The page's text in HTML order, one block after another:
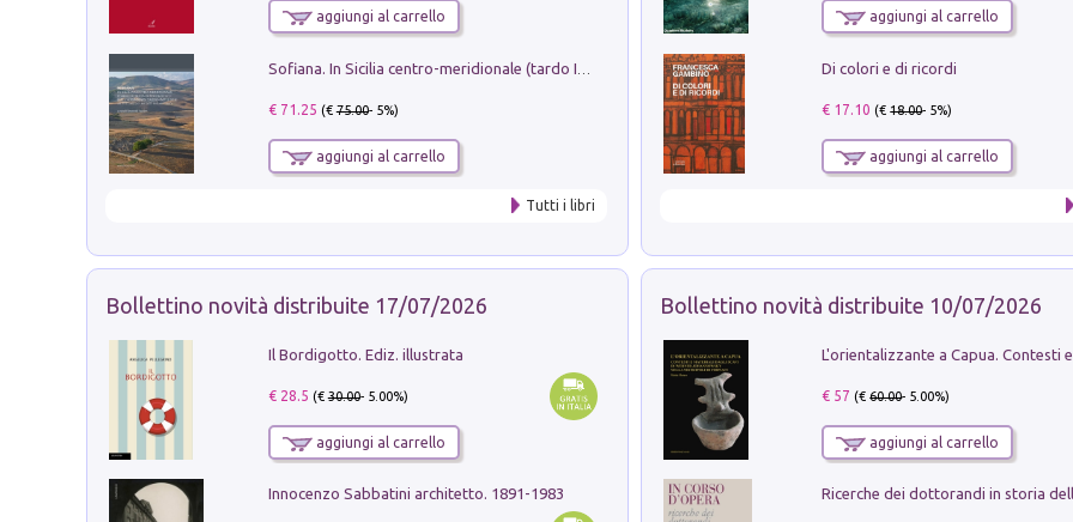
aggiungi al carrello
€ 71.25 (€75.00- 5%)
aggiungi al carrello
Tutti i libri
aggiungi al carrello
Di colori e di ricordi
€ 17.10 (€18.00- 5%)
aggiungi al carrello
Bollettino novità distribuite 17/07/2026
Il Bordigotto. Ediz. illustrata
€ 28.5 (€30.00- 5.00%)
aggiungi al carrello
Innocenzo Sabbatini architetto. 1891-1983
Bollettino novità distribuite 10/07/2026
€ 57 (€60.00- 5.00%)
aggiungi al carrello